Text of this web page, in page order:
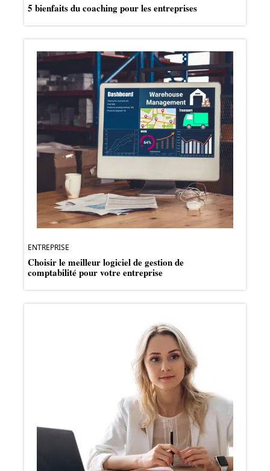
5 bienfaits du coaching pour les entreprises
ENTREPRISE
Choisir le meilleur logiciel de gestion de
comptabilité pour votre entreprise